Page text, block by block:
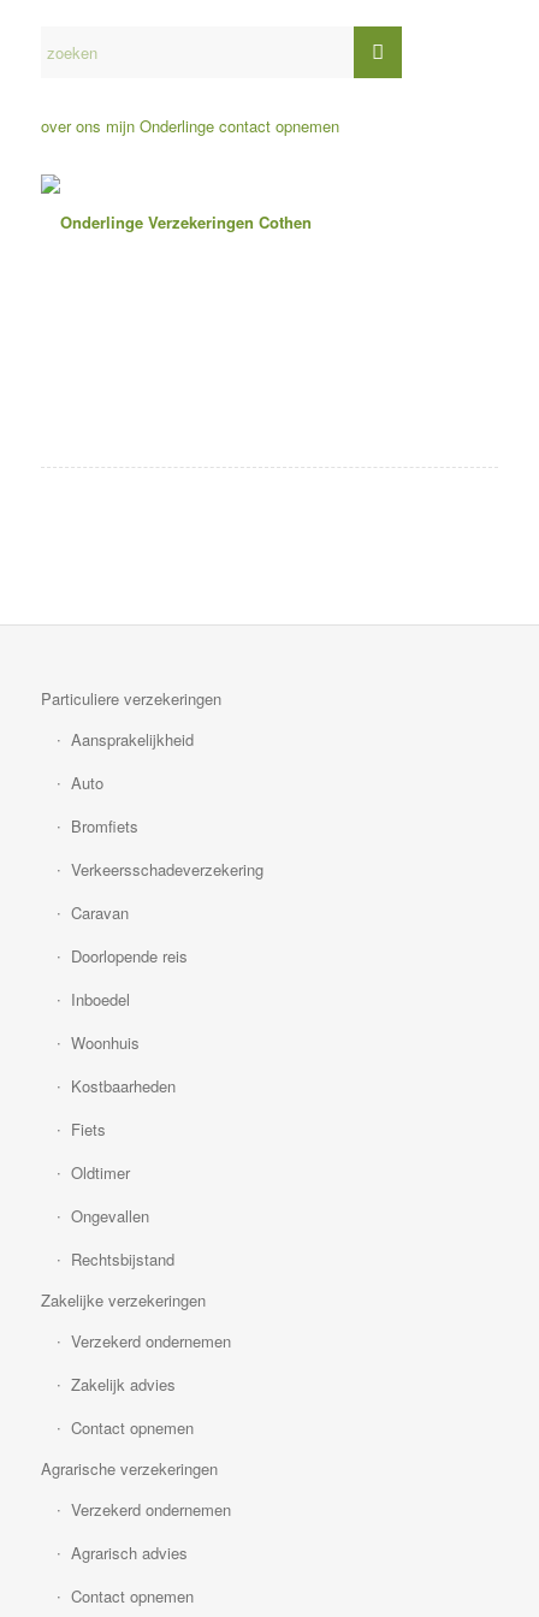
over ons mijn Onderlinge contact opnemen
Particuliere verzekeringen
Aansprakelijkheid
Auto
Bromfiets
Verkeersschadeverzekering
Caravan
Doorlopende reis
Inboedel
Woonhuis
Kostbaarheden
Fiets
Oldtimer
Ongevallen
Rechtsbijstand
Zakelijke verzekeringen
Verzekerd ondernemen
Zakelijk advies
Contact opnemen
Agrarische verzekeringen
Verzekerd ondernemen
Agrarisch advies
Contact opnemen